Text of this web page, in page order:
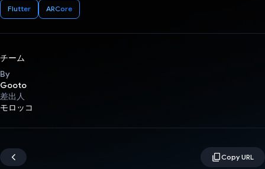
Flutter ARCore
チーム
By
Gooto
差出人
モロッコ